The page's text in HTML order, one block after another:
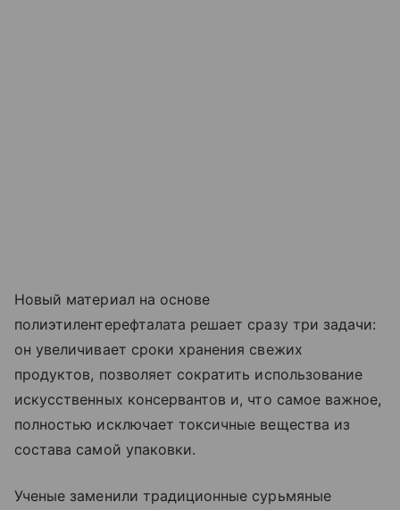
Новый материал на основе
полиэтилентерефталата решает сразу три задачи:
он увеличивает сроки хранения свежих
продуктов, позволяет сократить использование
искусственных консервантов и, что самое важное,
полностью исключает токсичные вещества из
состава самой упаковки.
Ученые заменили традиционные сурьмяные